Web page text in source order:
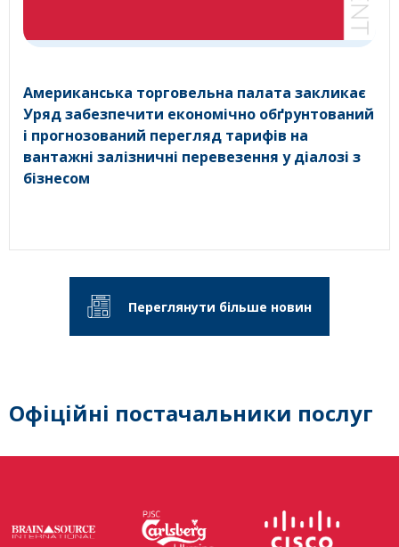
Американська торговельна палата закликає
Уряд забезпечити економічно обґрунтований
і прогнозований перегляд тарифів на
вантажні залізничні перевезення у діалозі з
бізнесом
Переглянути більше новин
Офіційні постачальники послуг